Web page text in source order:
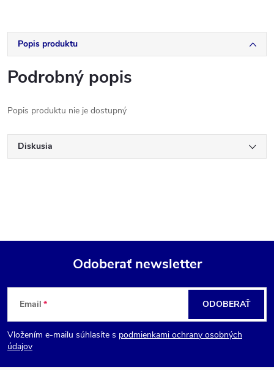
Popis produktu
Podrobný popis
Popis produktu nie je dostupný
Diskusia
Z
á
p
Odoberať newsletter
Email
Vložením e-mailu súhlasíte s podmienkami ochrany osobných
údajov
ODOBERAŤ